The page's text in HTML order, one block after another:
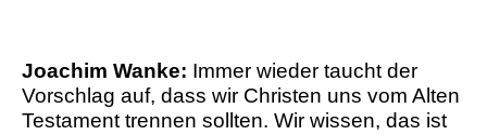
Joachim Wanke: Immer wieder taucht der
Vorschlag auf, dass wir Christen uns vom Alten
Testament trennen sollten. Wir wissen, das ist